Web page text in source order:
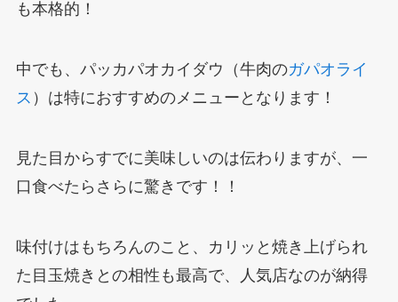
も本格的！
中でも、パッカパオカイダウ（牛肉のガパオライ
ス ）は特におすすめのメニューとなります！
見た目からすでに美味しいのは伝わりますが、一
口食べたらさらに驚きです！！
味付けはもちろんのこと、カリッと焼き上げられ
た目玉焼きとの相性も最高で、人気店なのが納得